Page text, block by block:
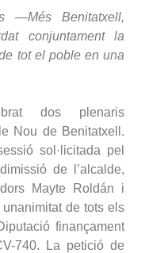
—Més Benitatxell,
conjuntament la
tot el poble en una
dos plenaris
Nou de Benitatxell.
sol·licitada pel
de l’alcalde,
Mayte Roldán i
de tots els
finançament
740. La petició de